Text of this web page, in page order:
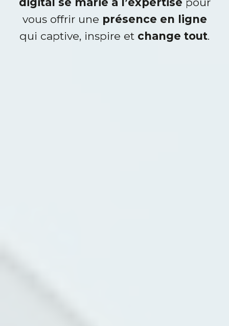
vous offrir une présence en ligne
qui captive, inspire et change tout.